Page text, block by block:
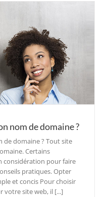
nom de domaine ?
domaine ? Tout site
Certains
considération pour faire
pratiques. Opter
et concis Pour choisir
votre site web, il [...]